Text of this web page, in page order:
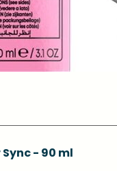
Sync - 90 ml